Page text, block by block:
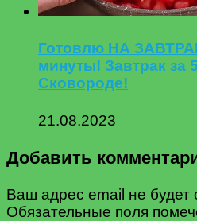
Готовлю НА
минуты! Завтрак за
Сковороде!
21.08.2023
Добавить
Ваш адрес email не будет
Обязательные поля